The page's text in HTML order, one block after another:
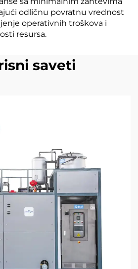
odličnu povratnu vrednost
operativnih troškova i
resursa.
saveti